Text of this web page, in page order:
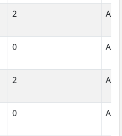
2
0
2
0